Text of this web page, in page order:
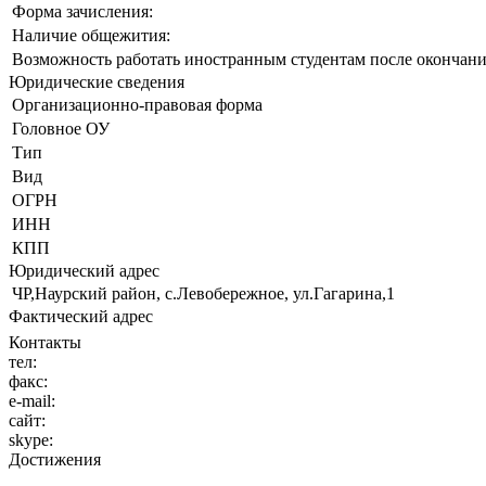
Форма зачисления:
Наличие общежития:
Возможность работать иностранным студентам после
Юридические сведения
Организационно-правовая форма
Головное ОУ
Тип
Вид
ОГРН
ИНН
КПП
Юридический адрес
ЧР,Наурский район, с.Левобережное, ул.Гагарина,1
Фактический адрес
Контакты
тел:
факс:
e-mail:
сайт:
skype:
Достижения